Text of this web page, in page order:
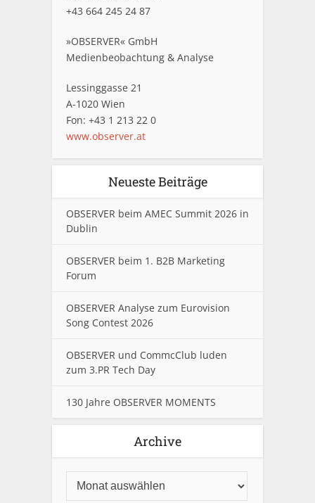
+43 664 245 24 87
»OBSERVER« GmbH
Medienbeobachtung & Analyse
Lessinggasse 21
A-1020 Wien
Fon: +43 1 213 22 0
www.observer.at
Neueste Beiträge
OBSERVER beim AMEC Summit 2026 in
Dublin
OBSERVER beim 1. B2B Marketing
Forum
OBSERVER Analyse zum Eurovision
Song Contest 2026
OBSERVER und CommcClub luden
zum 3.PR Tech Day
130 Jahre OBSERVER MOMENTS
Archive